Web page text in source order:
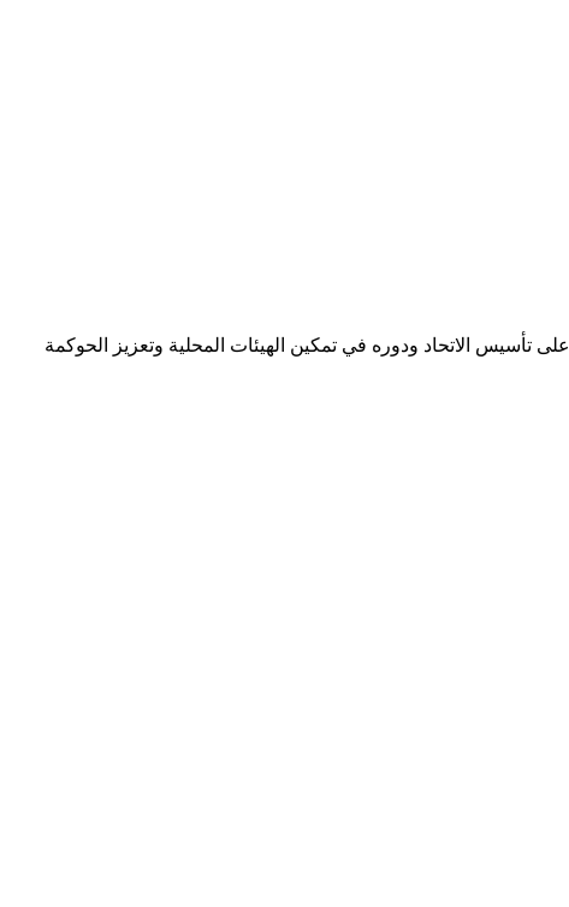
تأسيس الاتحاد ودوره في تمكين الهيئات المحلية وتعزيز الحوكمة